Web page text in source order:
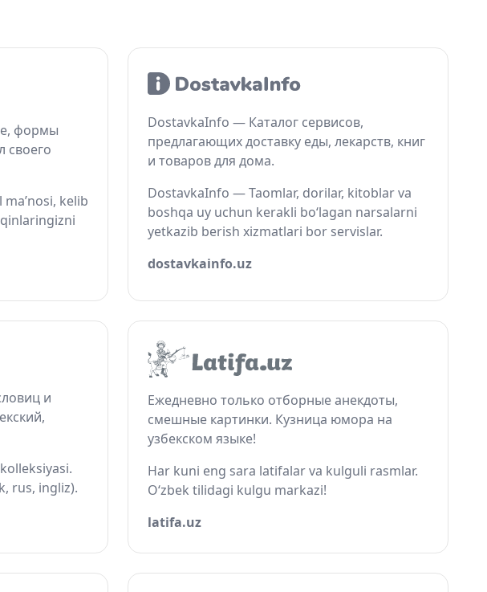
формы
своего
kelib
DostavkaInfo — Каталог сервисов,
предлагающих доставку еды, лекарств, книг
и товаров для дома.
DostavkaInfo — Taomlar, dorilar, kitoblar va
boshqa uy uchun kerakli bo‘lagan narsalarni
yetkazib berish xizmatlari bor servislar.
dostavkainfo.uz
и
rus, ingliz).
Ежедневно только отборные анекдоты,
смешные картинки. Кузница юмора на
узбекском языке!
Har kuni eng sara latifalar va kulguli rasmlar.
O‘zbek tilidagi kulgu markazi!
latifa.uz